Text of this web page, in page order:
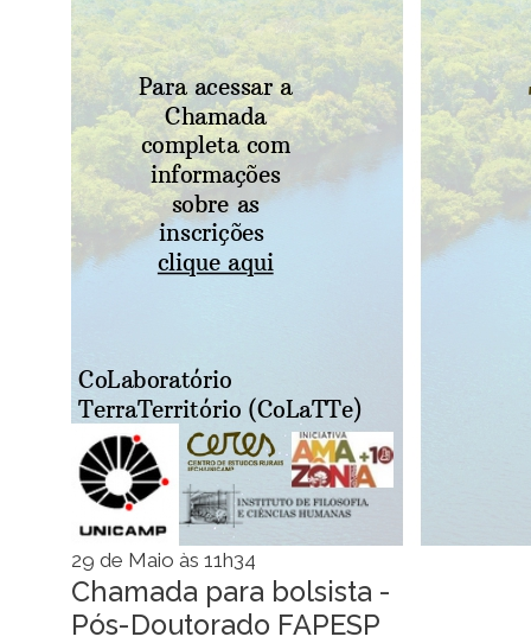
29 de Maio às 11h34
Chamada para bolsista -
Pós-Doutorado FAPESP